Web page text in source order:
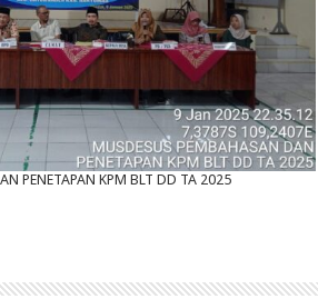
PENETAPAN KPM BLT DD TA 2025